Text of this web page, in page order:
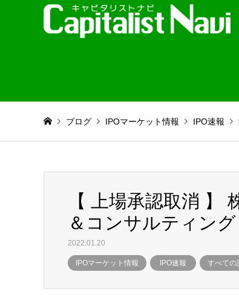
ブログ IPOマーケット情報 IPO速報
【 上場承認取消 】
＆コンサルティング
2022.01.20
IPOマーケット情報 IPO速報 すべての